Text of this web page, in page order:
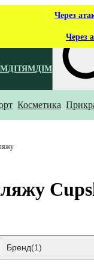
Через
Через
ДІТЯМДІМ
Що ти
Косметика
Бренд(1)